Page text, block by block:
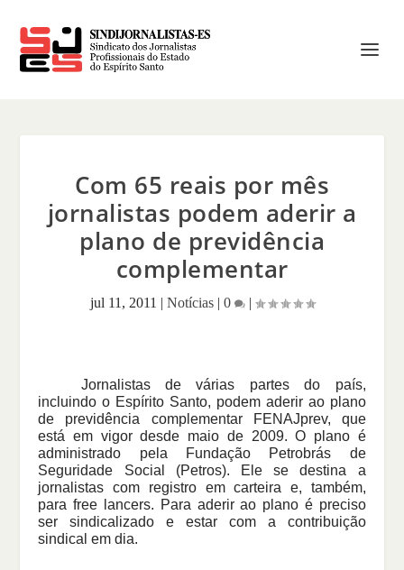
Com 65 reais por mês
jornalistas podem aderir a
plano de previdência
complementar
jul 11, 2011 | Notícias| 0 |
Jornalistas de várias partes do país,
incluindo o Espírito Santo, podem aderir ao plano
de previdência complementar FENAJprev, que
está em vigor desde maio de 2009. O plano é
administrado pela Fundação Petrobrás de
Seguridade Social (Petros). Ele se destina a
jornalistas com registro em carteira e, também,
para free lancers. Para aderir ao plano é preciso
ser sindicalizado e estar com a contribuição
sindical em dia.